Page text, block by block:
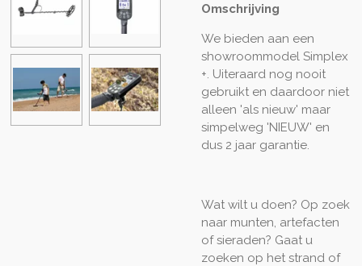
Omschrijving
We bieden aan een
showroommodel Simplex
+. Uiteraard nog nooit
gebruikt en daardoor niet
alleen 'als nieuw' maar
simpelweg 'NIEUW' en
dus 2 jaar garantie.
Wat wilt u doen? Op zoek
naar munten, artefacten
of sieraden? Gaat u
zoeken op het strand of